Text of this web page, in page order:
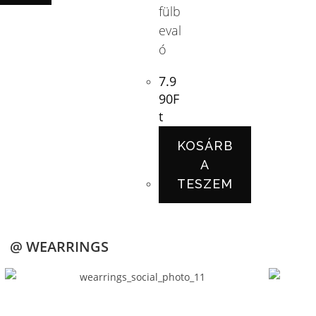
fülb
eval
ó
7.9
90F
t
KOSÁRB
A
TESZEM
@ WEARRINGS